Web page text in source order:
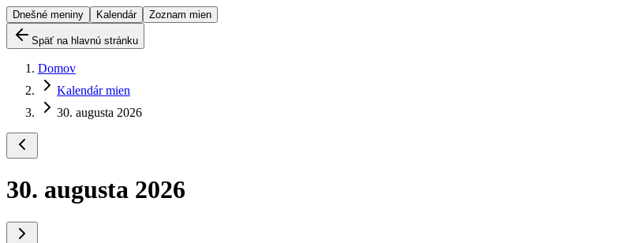
Dnešné meniny Kalendár Zoznam mien
Späť na hlavnú stránku
Domov
Kalendár mien
30. augusta 2026
30. augusta 2026